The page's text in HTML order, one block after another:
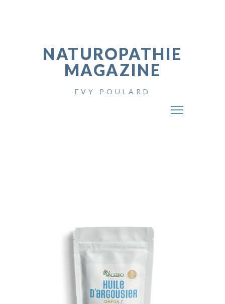
NATUROPATHIE
MAGAZINE
EVY POULARD